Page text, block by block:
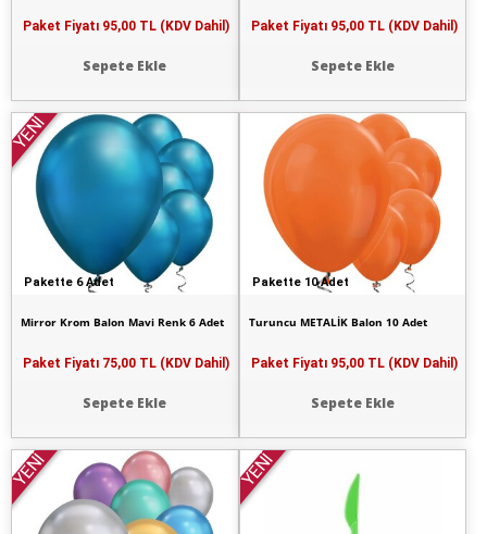
Paket Fiyatı 95,00 TL (KDV Dahil)
Sepete Ekle
Paket Fiyatı 95,00 TL (KDV Dahil)
Sepete Ekle
Pakette 6 Adet
YENİ
Mirror Krom Balon Mavi Renk 6 Adet
Paket Fiyatı 75,00 TL (KDV Dahil)
Sepete Ekle
Pakette 10 Adet
Turuncu METALİK Balon 10 Adet
Paket Fiyatı 95,00 TL (KDV Dahil)
Sepete Ekle
YENİ YENİ